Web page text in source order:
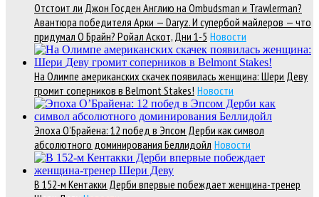
Отстоит ли Джон Госден Англию на Ombudsman и Trawlerman?
Авантюра победителя Арки — Daryz. И супербой майлеров — что
придумал О Брайн? Ройал Аскот, Дни 1-5 Новости
На Олимпе американских скачек появилась женщина: Шери Деву
громит соперников в Belmont Stakes! Новости
Эпоха О’Брайена: 12 побед в Эпсом Дерби как символ
абсолютного доминирования Беллидойл Новости
В 152-м Кентакки Дерби впервые побеждает женщина-тренер